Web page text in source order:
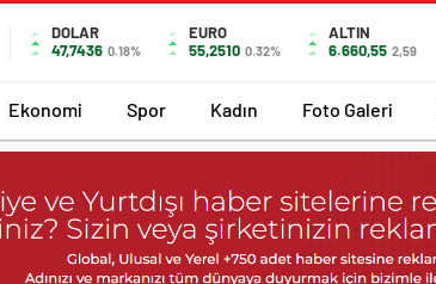
DOLAR
47,7436 0.18%
EURO
55,2510 0.32%
ALTIN
6.660,55 2,59
Ekonomi Spor Kadın Foto Galeri